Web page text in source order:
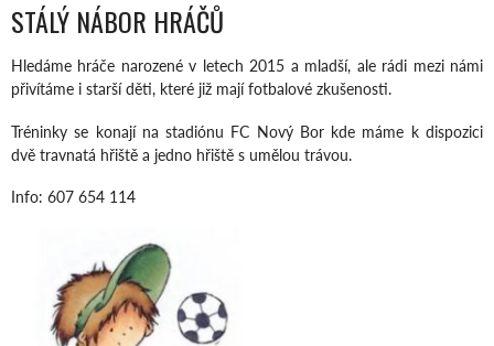
STÁLÝ NÁBOR HRÁČŮ
Hledáme hráče narozené v letech 2015 a mladší, ale rádi mezi námi
přivítáme i starší děti, které již mají fotbalové zkušenosti.
Tréninky se konají na stadiónu FC Nový Bor kde máme k dispozici
dvě travnatá hřiště a jedno hřiště s umělou trávou.
Info: 607 654 114